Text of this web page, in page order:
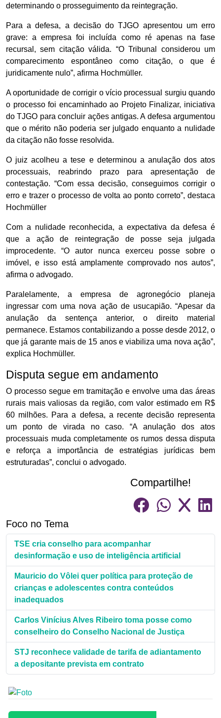
determinando o prosseguimento da reintegração.
Para a defesa, a decisão do TJGO apresentou um erro
grave: a empresa foi incluída como ré apenas na fase
recursal, sem citação válida. “O Tribunal considerou um
comparecimento espontâneo como citação, o que é
juridicamente nulo”, afirma Hochmüller.
A oportunidade de corrigir o vício processual surgiu quando
o processo foi encaminhado ao Projeto Finalizar, iniciativa
do TJGO para concluir ações antigas. A defesa argumentou
que o mérito não poderia ser julgado enquanto a nulidade
da citação não fosse resolvida.
O juiz acolheu a tese e determinou a anulação dos atos
processuais, reabrindo prazo para apresentação de
contestação. “Com essa decisão, conseguimos corrigir o
erro e trazer o processo de volta ao ponto correto”, destaca
Hochmüller
Com a nulidade reconhecida, a expectativa da defesa é
que a ação de reintegração de posse seja julgada
improcedente. “O autor nunca exerceu posse sobre o
imóvel, e isso está amplamente comprovado nos autos”,
afirma o advogado.
Paralelamente, a empresa de agronegócio planeja
ingressar com uma nova ação de usucapião. “Apesar da
anulação da sentença anterior, o direito material
permanece. Estamos contabilizando a posse desde 2012, o
que já garante mais de 15 anos e viabiliza uma nova ação”,
explica Hochmüller.
Disputa segue em andamento
O processo segue em tramitação e envolve uma das áreas
rurais mais valiosas da região, com valor estimado em R$
60 milhões. Para a defesa, a recente decisão representa
um ponto de virada no caso. “A anulação dos atos
processuais muda completamente os rumos dessa disputa
e reforça a importância de estratégias jurídicas bem
estruturadas”, conclui o advogado.
Compartilhe!
Foco no Tema
TSE cria conselho para acompanhar
desinformação e uso de inteligência artificial
Mauricio do Vôlei quer política para proteção de
crianças e adolescentes contra conteúdos
inadequados
Carlos Vinícius Alves Ribeiro toma posse como
conselheiro do Conselho Nacional de Justiça
STJ reconhece validade de tarifa de adiantamento
a depositante prevista em contrato